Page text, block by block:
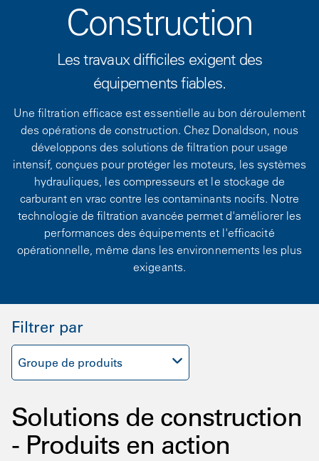
Construction
Les travaux difficiles exigent des
équipements fiables.
Une filtration efficace est essentielle au bon déroulement
des opérations de construction. Chez Donaldson, nous
développons des solutions de filtration pour usage
intensif, conçues pour protéger les moteurs, les systèmes
hydrauliques, les compresseurs et le stockage de
carburant en vrac contre les contaminants nocifs. Notre
technologie de filtration avancée permet d'améliorer les
performances des équipements et l'efficacité
opérationnelle, même dans les environnements les plus
exigeants.
Filtrer par
Groupe de produits
Solutions de construction
- Produits en action